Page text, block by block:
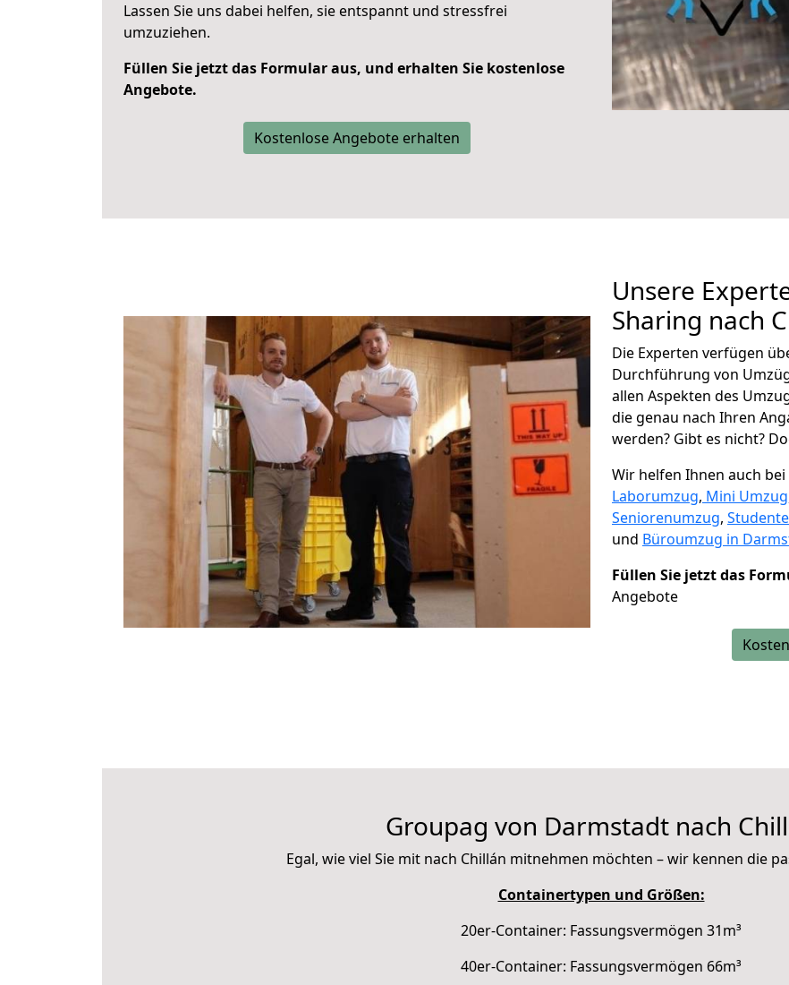
Lassen Sie uns dabei helfen, sie entspannt und stressfrei
umzuziehen.
Füllen Sie jetzt das Formular aus, und erhalten Sie kostenlose
Angebote.
Kostenlose Angebote erhalten
Unsere
Sharing nach
Die Experten verfügen
Durchführung von
allen Aspekten des
die genau nach Ihren
werden? Gibt es nicht?
Wir helfen Ihnen auch
Laborumzug, Mini Umzug
Seniorenumzug,
und Büroumzug in
Füllen Sie jetzt das
Angebote
Groupag von Darmstadt nach
Egal, wie viel Sie mit nach Chillán mitnehmen möchten – wir kennen die
Containertypen und Größen:
20er-Container: Fassungsvermögen 31m³
40er-Container: Fassungsvermögen 66m³